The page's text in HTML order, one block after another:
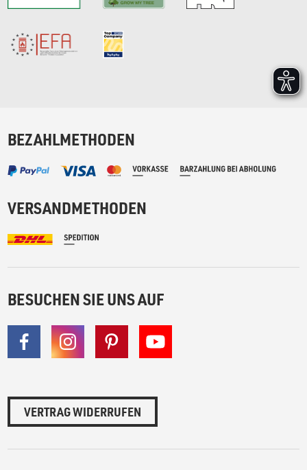
BEZAHLMETHODEN
VERSANDMETHODEN
BESUCHEN SIE UNS AUF
VERTRAG WIDERRUFEN